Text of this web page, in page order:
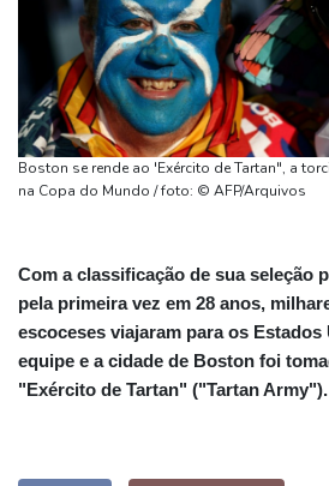
petrolífera do Iêmen
Espanha impõe controles
migratória
De la Espriella chega ao poder na
na guerra contra o tráfico
Boston se rende ao 'Exército de Tartan", a
na Copa do Mundo / foto: © AFP/Arquivos
Com a classificação de sua seleção
pela primeira vez em 28 anos,
escoceses viajaram para os
equipe e a cidade de Boston foi
"Exército de Tartan" ("Tartan Army").